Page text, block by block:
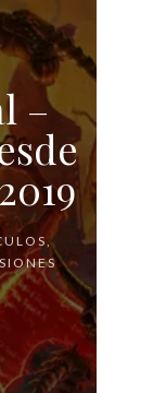
–
,